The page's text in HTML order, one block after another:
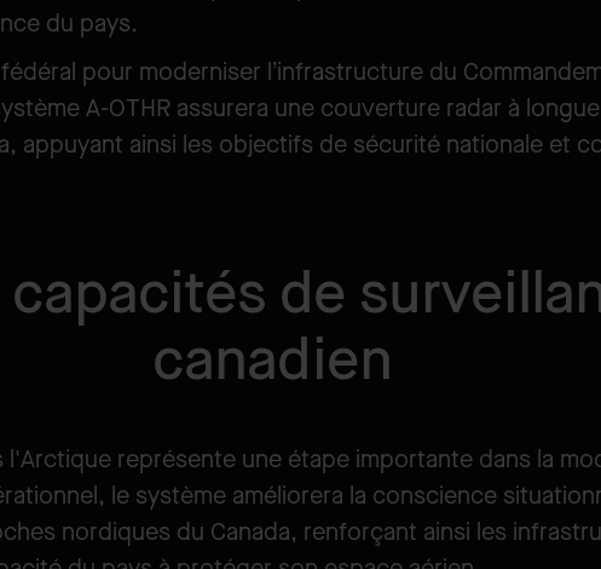
du pays.
pour moderniser l’infrastructure du
A-OTHR assurera une couverture radar à
appuyant ainsi les objectifs de sécurité nationale et
de
canadien
représente une étape importante dans la
le système améliorera la conscience
nordiques du Canada, renforçant ainsi les